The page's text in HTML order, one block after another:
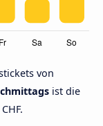
von
ist die